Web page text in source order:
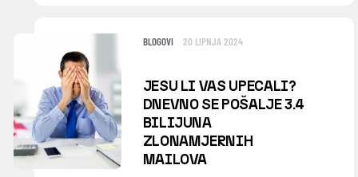
BLOGOVI 20 LIPNJA 2024
JESU LI VAS UPECALI?
DNEVNO SE POŠALJE 3.4
BILIJUNA
ZLONAMJERNIH
MAILOVA